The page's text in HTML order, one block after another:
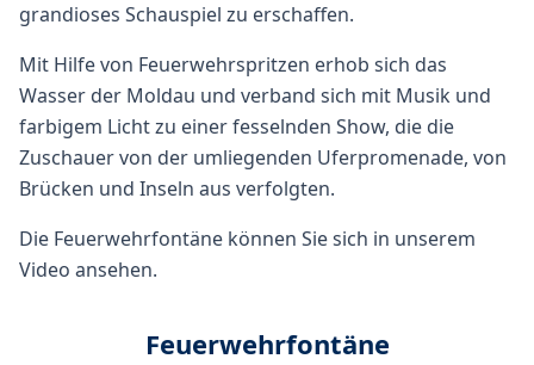
grandioses Schauspiel zu erschaffen.
Mit Hilfe von Feuerwehrspritzen erhob sich das
Wasser der Moldau und verband sich mit Musik und
farbigem Licht zu einer fesselnden Show, die die
Zuschauer von der umliegenden Uferpromenade, von
Brücken und Inseln aus verfolgten.
Die Feuerwehrfontäne können Sie sich in unserem
Video ansehen.
Feuerwehrfontäne